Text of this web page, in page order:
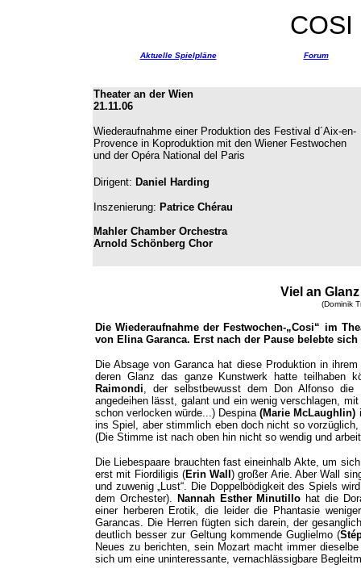
COSI
Aktuelle Spielpläne Forum
Theater an der Wien
21.11.06
Wiederaufnahme einer Produktion des Festival d´Aix-en-
Provence in Koproduktion mit den Wiener Festwochen
und der Opéra National del Paris
Dirigent: Daniel Harding
Inszenierung: Patrice Chérau
Mahler Chamber Orchestra
Arnold Schönberg Chor
Viel an
(Dominik
Die Wiederaufnahme der Festwochen-„Cosi“ im
von Elina Garanca. Erst nach der Pause belebte
Die Absage von Garanca hat diese Produktion in
deren Glanz das ganze Kunstwerk hatte teilhaben
Raimondi, der selbstbewusst dem Don Alfonso die
angedeihen lässt, galant und ein wenig verschlagen,
schon verlocken würde...) Despina(Marie McLaughlin)
ins Spiel, aber stimmlich eben doch nicht so
(Die Stimme ist nach oben hin nicht so wendig und
Die Liebespaare brauchten fast eineinhalb Akte, um
erst mit Fiordiligis (Erin Wall) großer Arie. Aber Wall
und zuwenig „Lust“. Die Doppelbödigkeit des Spiels
dem Orchester). Nannah Esther Minutillo hat die
einer herberen Erotik, die leider die Phantasie
Garancas. Die Herren fügten sich darein, der
deutlich besser zur Geltung kommende Guglielmo (
Neues zu berichten, sein Mozart macht immer
sich um eine uninteressante, vernachlässigbare